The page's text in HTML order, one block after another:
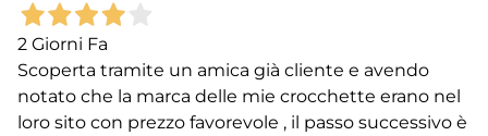
2 Giorni Fa
Scoperta tramite un amica già cliente e avendo
notato che la marca delle mie crocchette erano nel
loro sito con prezzo favorevole , il passo successivo è